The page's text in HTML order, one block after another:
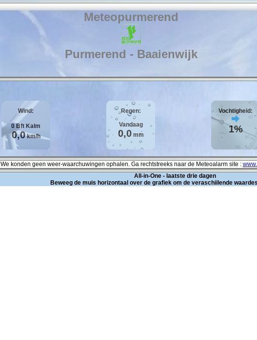
Meteopurmerend
Purmerend - Baaienwijk
Wind:
0 Bft Kalm
0,0km/h
Regen:
Vandaag
0,0mm
Vochtigheid:
1%
We konden geen weer-waarchuwingen ophalen. Ga rechtstreeks naar de Meteoalarm site :
All-in-One - laatste drie dagen
Beweeg de muis horizontaal over de grafiek om de veraschiilende